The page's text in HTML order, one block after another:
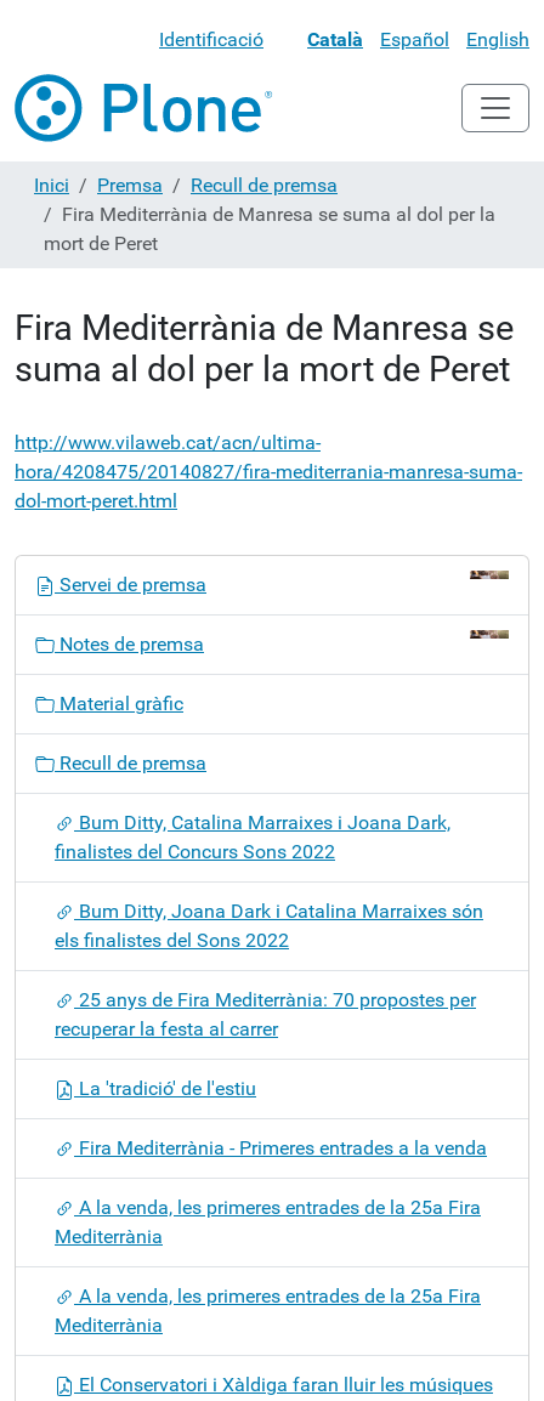
Identificació Català Español English
Inici Premsa
Recull de premsa
Fira Mediterrània de Manresa se suma al dol per la
mort de Peret
Fira Mediterrània de Manresa se
suma al dol per la mort de Peret
http://www.vilaweb.cat/acn/ultima-
hora/4208475/20140827/fira-mediterrania-manresa-suma-
dol-mort-peret.html
ó
Servei de premsa
Notes de premsa
Material gràfic
Recull de premsa
Bum Ditty, Catalina Marraixes i Joana Dark,
finalistes del Concurs Sons 2022
Bum Ditty, Joana Dark i Catalina Marraixes són
els finalistes del Sons 2022
25 anys de Fira Mediterrània: 70 propostes per
recuperar la festa al carrer
La 'tradició' de l'estiu
Fira Mediterrània - Primeres entrades a la venda
A la venda, les primeres entrades de la 25a Fira
Mediterrània
A la venda, les primeres entrades de la 25a Fira
Mediterrània
El Conservatori i Xàldiga faran lluir les músiques